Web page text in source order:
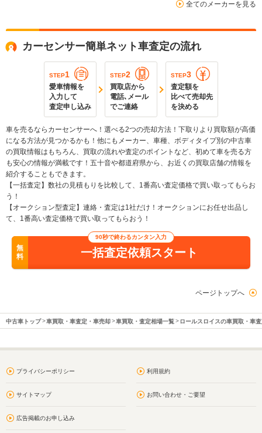
全てのメーカーを見る
カーセンサー簡単ネット車査定の流れ
STEP1
愛車情報を
入力して
査定申し込み
STEP2
買取店から
電話､メール
でご連絡
STEP3
査定額を
比べて売却先
を決める
車を売るならカーセンサーへ！選べる2つの売却方法！下取りより買取額が高価
になる方法が見つかるかも！他にもメーカー、車種、ボディタイプ別の中古車
の買取情報はもちろん、買取の流れや査定のポイントなど、初めて車を売る方
も安心の情報が満載です！五十音や都道府県から、お近くの買取店舗の情報を
紹介することもできます。
【一括査定】数社の見積もりを比較して、1番高い査定価格で買い取ってもらお
う！
【オークション型査定】連絡・査定は1社だけ！オークションにお任せ出品し
て、1番高い査定価格で買い取ってもらおう！
無
料
90秒で終わるカンタン入力
一括査定依頼スタート
ページトップへ
中古車トップ 車買取・車査定・車売却 車買取・査定相場一覧 ロールスロイスの車買取・車
プライバシーポリシー 利用規約
サイトマップ お問い合わせ・ご要望
広告掲載のお申し込み